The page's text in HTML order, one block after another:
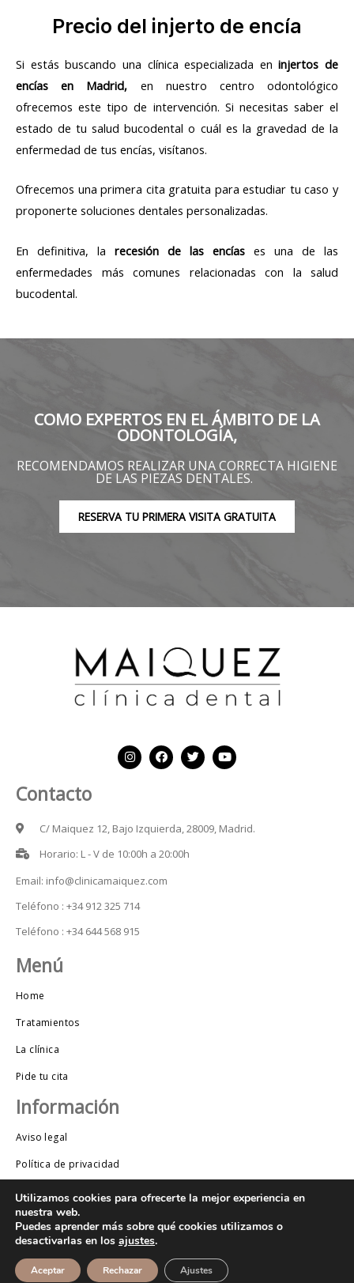
Precio del injerto de encía
Si estás buscando una clínica especializada eninjertos de
encías en Madrid, en nuestro centro odontológico
ofrecemos este tipo de intervención. Si necesitas saber el
estado de tu salud bucodental o cuál es la gravedad de la
enfermedad de tus encías, visítanos.
Ofrecemos una primera cita gratuita para estudiar tu caso y
proponerte soluciones dentales personalizadas.
En definitiva, la recesión de las encías es una de las
enfermedades más comunes relacionadas con la salud
bucodental.
COMO EXPERTOS EN EL ÁMBITO DE LA
ODONTOLOGÍA,
RECOMENDAMOS REALIZAR UNA CORRECTA HIGIENE
DE LAS PIEZAS DENTALES.
RESERVA TU PRIMERA VISITA GRATUITA
Contacto
C/ Maiquez 12, Bajo Izquierda, 28009, Madrid.
Horario: L - V de 10:00h a 20:00h
Email: info@clinicamaiquez.com
Teléfono : +34 912 325 714
Teléfono : +34 644 568 915
Menú
Home
Tratamientos
La clínica
Pide tu cita
Información
Aviso legal
Política de privacidad
Política de Cookies
Copyright © 2023 Maiquez | Hecho con
Marketing
Utilizamos cookies para ofrecerte la mejor experiencia en
nuestra web.
Puedes aprender más sobre qué cookies utilizamos o
desactivarlas en los ajustes.
Aceptar Rechazar Ajustes